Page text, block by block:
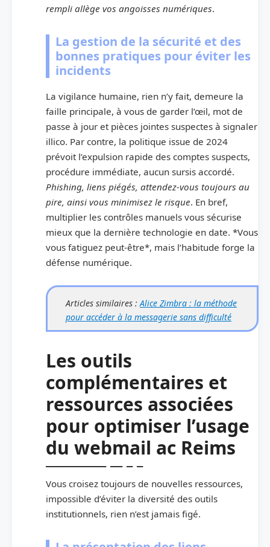
rempli allège vos angoisses numériques.
La gestion de la sécurité et des
bonnes pratiques pour éviter les
incidents
La vigilance humaine, rien n’y fait, demeure la
faille principale, à vous de garder l’œil, mot de
passe à jour et pièces jointes suspectes à signaler
illico. Par contre, la politique issue de 2024
prévoit l’expulsion rapide des comptes suspects,
procédure immédiate, aucun sursis accordé.
Phishing, liens piégés, attendez-vous toujours au
pire, ainsi vous minimisez le risque. En bref,
multiplier les contrôles manuels vous sécurise
mieux que la dernière technologie en date. *Vous
vous fatiguez peut-être*, mais l’habitude forge la
défense numérique.
Articles similaires : Alice Zimbra : la méthode
pour accéder à la messagerie sans difficulté
Les outils
complémentaires et
ressources associées
pour optimiser l’usage
du webmail ac Reims
Vous croisez toujours de nouvelles ressources,
impossible d’éviter la diversité des outils
institutionnels, rien n’est jamais figé.